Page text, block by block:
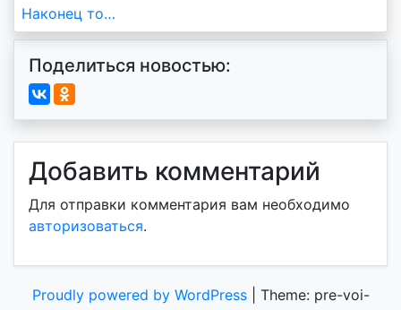
Навигация
по
записям
Наконец то…
Поделиться новостью:
Добавить комментарий
Для отправки комментария вам необходимо
авторизоваться.
Proudly powered by WordPress
Theme: pre-voi-